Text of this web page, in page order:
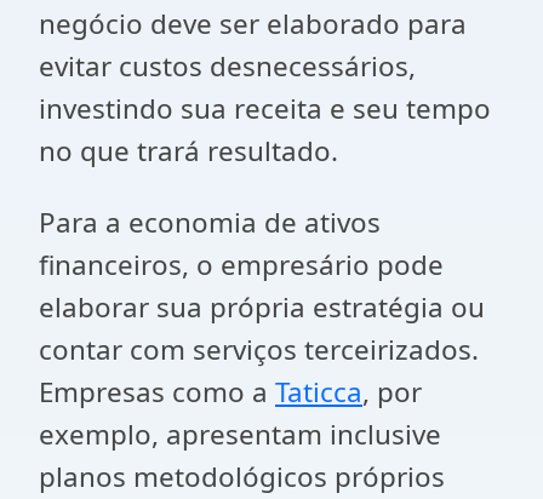
negócio deve ser elaborado para
evitar custos desnecessários,
investindo sua receita e seu tempo
no que trará resultado.
Para a economia de ativos
financeiros, o empresário pode
elaborar sua própria estratégia ou
contar com serviços terceirizados.
Empresas como a Taticca, por
exemplo, apresentam inclusive
planos metodológicos próprios